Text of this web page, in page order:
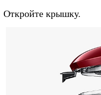
Откройте крышку.